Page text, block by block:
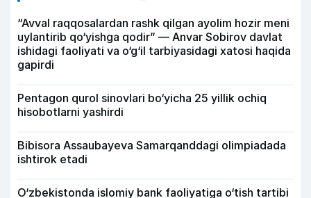
“Avval raqqosalardan rashk qilgan ayolim hozir meni
uylantirib qo‘yishga qodir” — Anvar Sobirov davlat
ishidagi faoliyati va o‘g‘il tarbiyasidagi xatosi haqida
gapirdi
Pentagon qurol sinovlari bo‘yicha 25 yillik ochiq
hisobotlarni yashirdi
Bibisora Assaubayeva Samarqanddagi olimpiadada
ishtirok etadi
O‘zbekistonda islomiy bank faoliyatiga o‘tish tartibi